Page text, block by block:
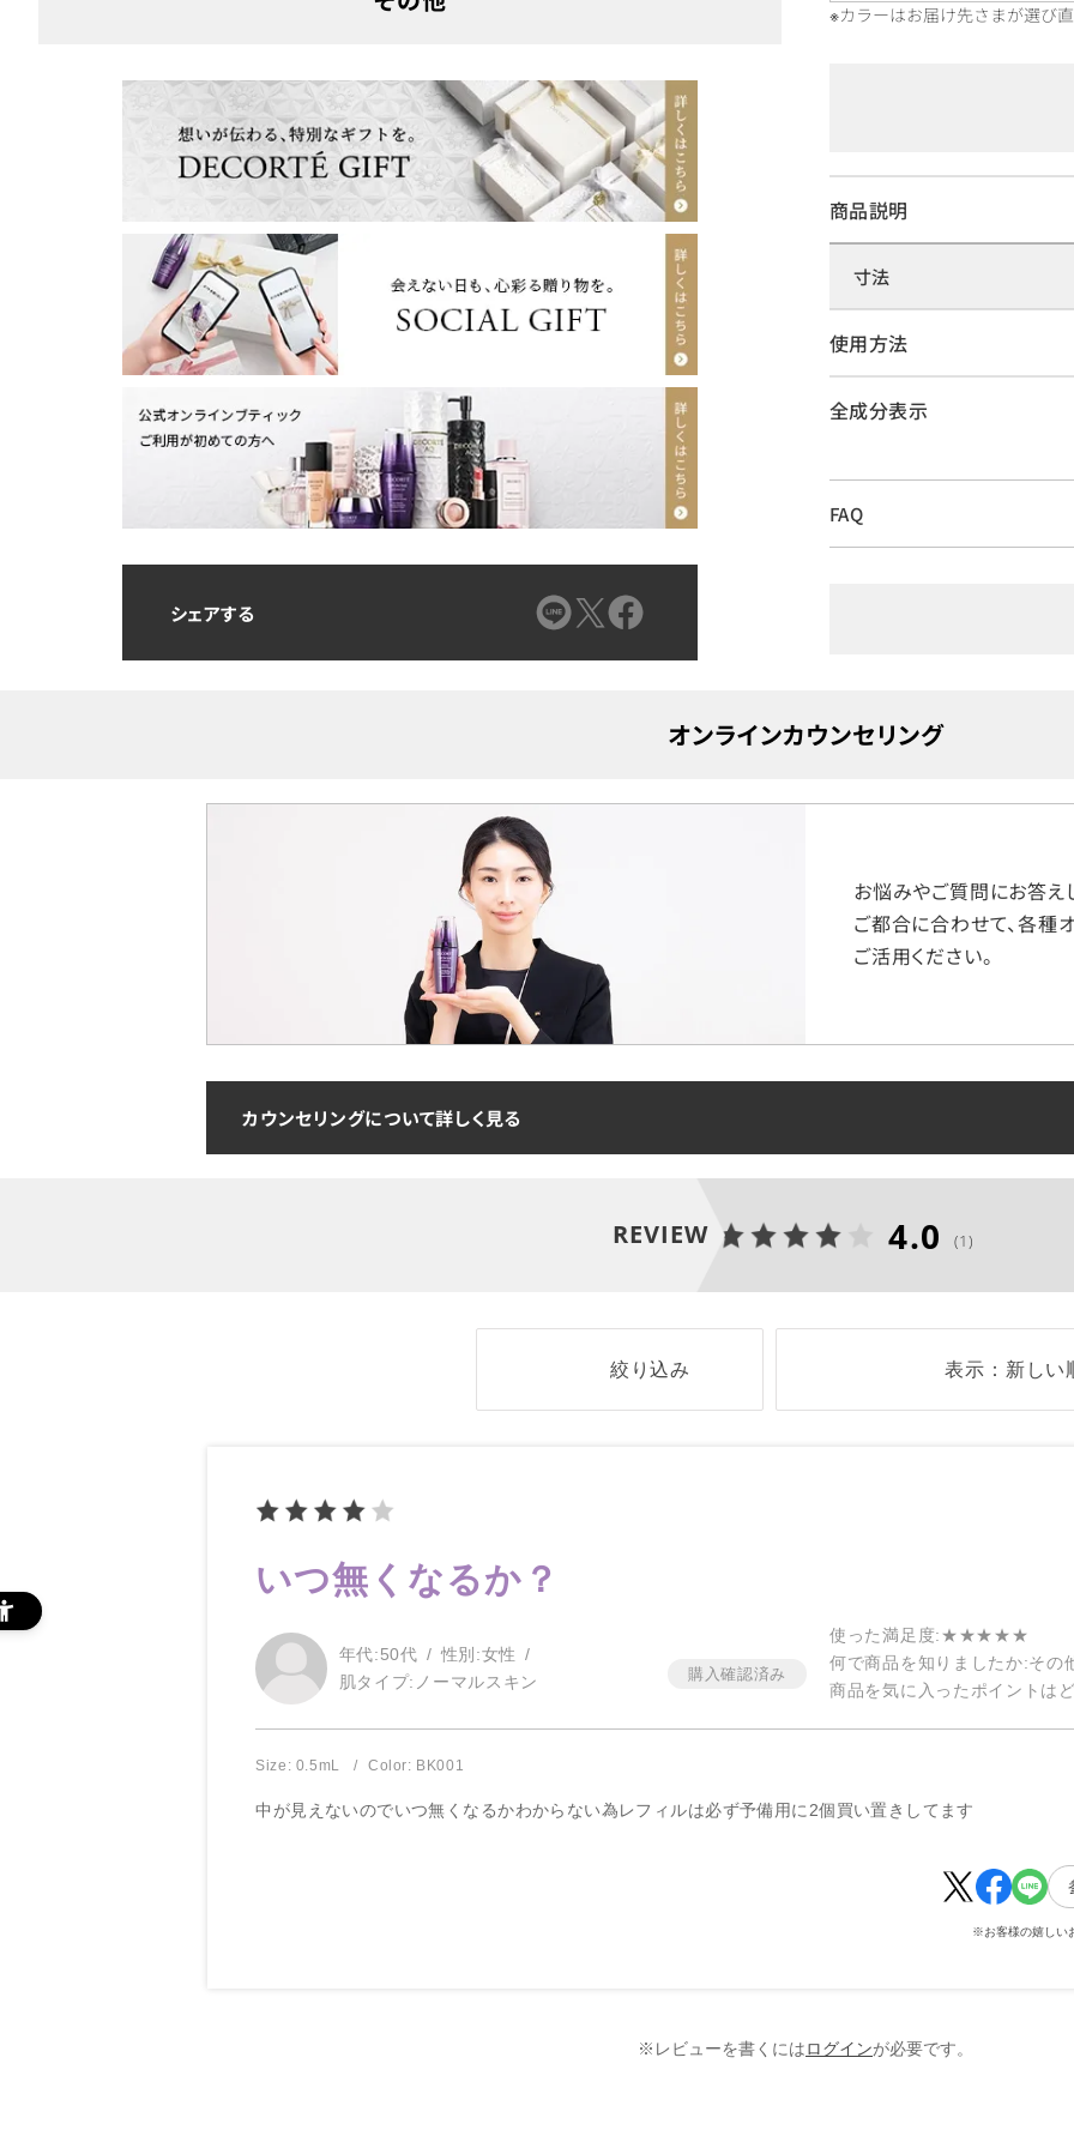
シェアする
※カラーはお届け先さまが選び直
商品説明
寸法
使用方法
全成分表示
FAQ
オンラインカウンセリング
お悩みやご質問にお答え
ご都合に合わせて、各種
ご活用ください。
カウンセリングについて詳しく見る
REVIEW 4.0 (1)
絞り込み 表示：新しい
いつ無くなるか？
年代:50代 性別:女性
肌タイプ: ノーマルスキン
使った満足度:★★★★★
何で商品を知りましたか:その
商品を気に入ったポイントは
Size: 0.5mL Color: BK001
中が見えないのでいつ無くなるかわからない為レフィルは必ず予備用に2個買い置きしてます
※お客様の嬉しい
※レビューを書くにはログインが必要です。